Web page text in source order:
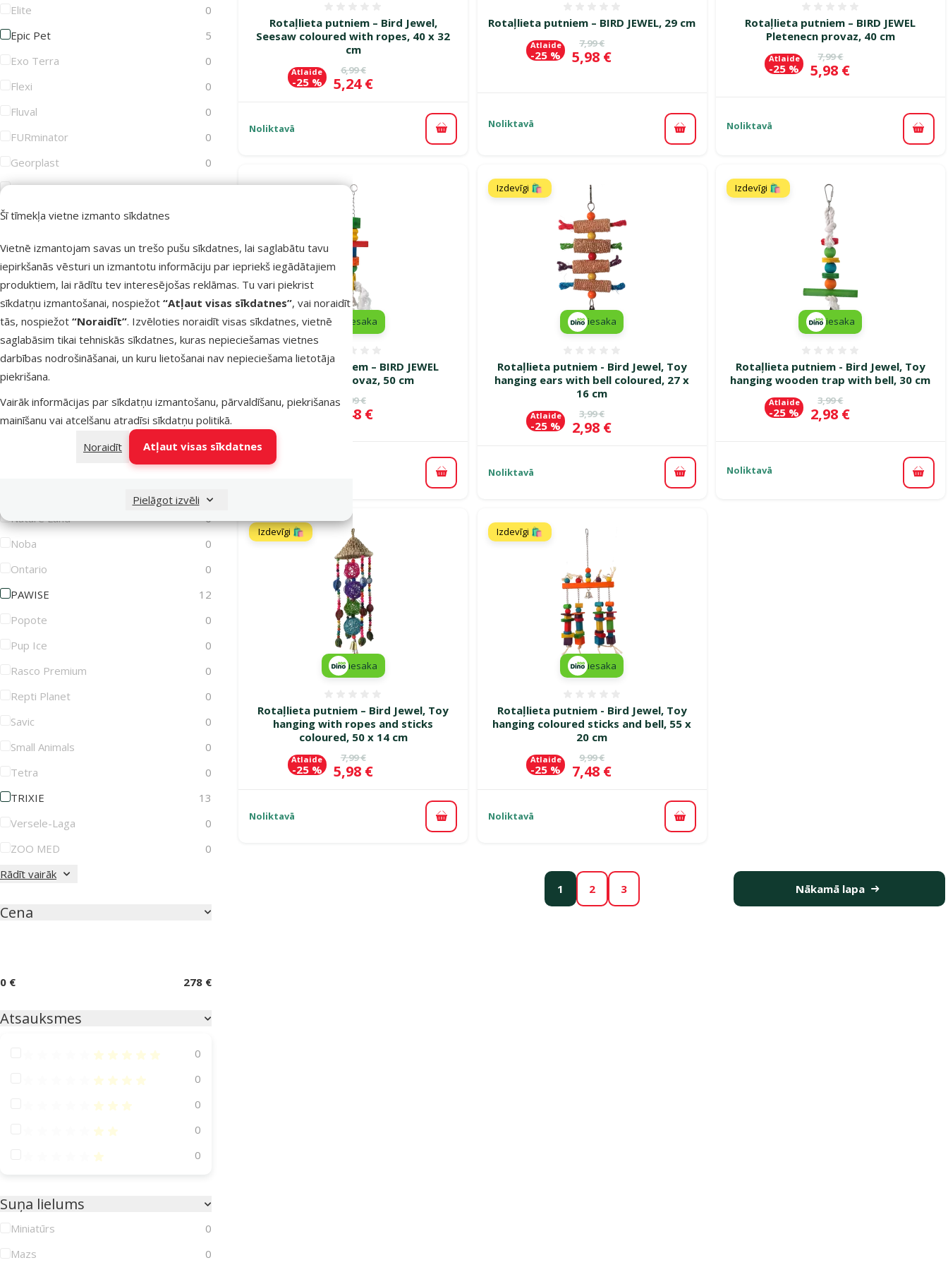
Šī tīmekļa vietne izmanto sīkdatnes
Vietnē izmantojam savas un trešo pušu sīkdatnes, lai saglabātu tavu
iepirkšanās vēsturi un izmantotu informāciju par iepriekš iegādātajiem
produktiem, lai rādītu tev interesējošas reklāmas. Tu vari piekrist
sīkdatņu izmantošanai, nospiežot “Atļaut visas sīkdatnes”, vai noraidīt
tās, nospiežot “Noraidīt”. Izvēloties noraidīt visas sīkdatnes, vietnē
saglabāsim tikai tehniskās sīkdatnes, kuras nepieciešamas vietnes
darbības nodrošināšanai, un kuru lietošanai nav nepieciešama lietotāja
piekrišana.
Vairāk informācijas par sīkdatņu izmantošanu, pārvaldīšanu, piekrišanas
mainīšanu vai atcelšanu atradīsi sīkdatņu politikā.
Noraidīt
Atļaut visas sīkdatnes
Pielāgot izvēli
Elite
0
Epic Pet
5
Exo Terra
0
Flexi
0
Fluval
0
FURminator
0
Georplast
0
GimDog
0
Groom Professional
Juwel
0
KAY
0
KONG
0
Lets Play
0
Magic Cat
0
Marina
0
0
0
Nature Land
0
Noba
0
Ontario
0
PAWISE
12
Popote
0
Pup Ice
0
Rasco Premium
0
Repti Planet
0
Savic
0
Small Animals
0
Tetra
0
TRIXIE
13
Versele-Laga
0
ZOO MED
0
Rādīt vairāk
Cena
0 € 278 €
Atsauksmes
Atsauksmes 100%
0
Atsauksmes 80%
0
Atsauksmes 60%
0
Atsauksmes 40%
0
Atsauksmes 20%
0
Suņa lielums
Miniatūrs
0
Mazs
0
Rotaļlieta putniem – Bird Jewel,
Seesaw coloured with ropes, 40 x 32
cm
Oriģinālā cena
6,99 €
Cena
5,24 €
Atlaide
-25 %
Noliktavā Pievienot grozam
Rotaļlieta putniem – BIRD JEWEL, 29 cm
Oriģinālā cena
7,99 €
Cena
5,98 €
Atlaide
-25 %
Noliktavā
Pievienot grozam
Rotaļlieta putniem – BIRD JEWEL
Pletenecn provaz, 40 cm
Oriģinālā cena
7,99 €
Cena
5,98 €
Atlaide
-25 %
Noliktavā
Rotaļlieta putniem – BIRD JEWEL
Rolninka provaz, 50 cm
Oriģinālā cena
5,99 €
Cena
4,48 €
Atlaide
iesaka
Noliktavā
Pievienot grozam
Rotaļlieta putniem - Bird Jewel, Toy
hanging ears with bell coloured, 27 x
16 cm
Oriģinālā cena
3,99 €
Cena
2,98 €
Atlaide
-25 %
Izdevīgi 🛍️
iesaka
Noliktavā Pievienot grozam
Rotaļlieta putniem - Bird Jewel, Toy
hanging wooden trap with bell, 30 cm
Oriģinālā cena
3,99 €
Cena
2,98 €
Atlaide
-25 %
Izdevīgi 🛍️
iesaka
Noliktavā
Rotaļlieta putniem – Bird Jewel, Toy
hanging with ropes and sticks
coloured, 50 x 14 cm
Oriģinālā cena
7,99 €
Cena
5,98 €
Atlaide
-25 %
Izdevīgi 🛍️
iesaka
Noliktavā Pievienot grozam
Rotaļlieta putniem - Bird Jewel, Toy
hanging coloured sticks and bell, 55 x
20 cm
Oriģinālā cena
9,99 €
Cena
7,48 €
Atlaide
-25 %
Izdevīgi 🛍️
iesaka
Noliktavā Pievienot grozam
1 2 3 Nākamā lapa